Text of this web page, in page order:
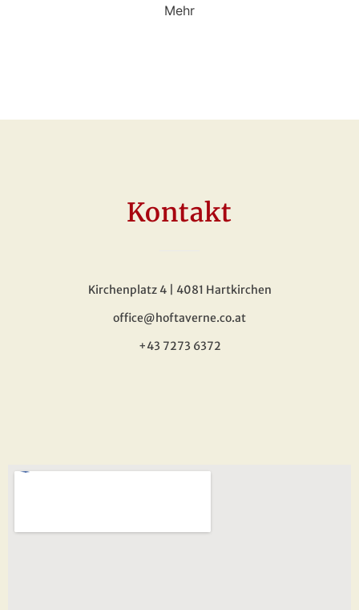
Mehr
Kontakt
Kirchenplatz 4 | 4081 Hartkirchen
office@hoftaverne.co.at
+43 7273 6372